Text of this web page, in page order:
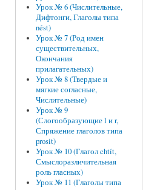
Урок № 6 (Числительные,
Дифтонги, Глаголы типа
nést)
Урок № 7 (Род имен
существительных,
Окончания
прилагательных)
Урок № 8 (Твердые и
мягкие согласные,
Числительные)
Урок № 9
(Слогообразующие l и r,
Спряжение глаголов типа
prosit)
Урок № 10 (Глагол chtít,
Смыслоразличительная
роль гласных)
Урок № 11 (Глаголы типа